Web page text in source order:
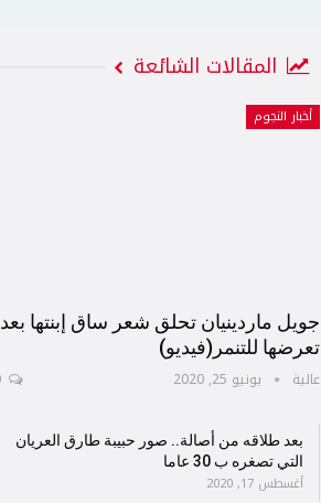
المقالات الشائعة
أخبار النجوم
جويل ماردينيان تحلق شعر ساق إبنتها بعد
تعرضها للتنمر(فيديو)
عالية يونيو 25, 2020
بعد طلاقه من أصالة.. صور حبيبة طارق العريان
التي تصغره ب 30 عاما
أغسطس 17, 2020